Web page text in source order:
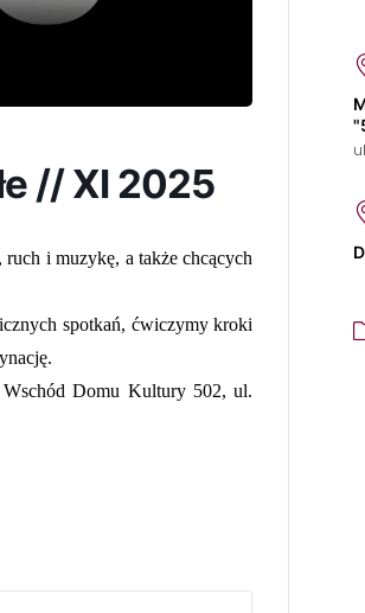
// XI 2025
i muzykę, a także chcących
spotkań, ćwiczymy kroki
Domu Kultury 502, ul.